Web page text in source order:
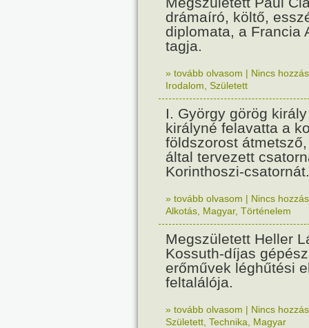
drámaíró, költő,
diplomata, a Francia
tagja.
» tovább olvasom | Nincs
Irodalom Született
I. György görög
királyné felavatta a
földszorost
által tervezett
Korinthoszi-csatornát.
» tovább olvasom | Nincs
Alkotás Magyar, Történelem
Megszületett Heller
Kossuth-díjas
erőművek léghűtési
feltalálója.
» tovább olvasom | Nincs
Született Technika Magyar